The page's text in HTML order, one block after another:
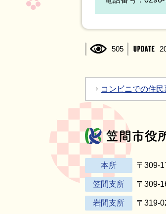
505
コンビニでの住
本所 〒309-
笠間支所 〒309-
岩間支所 〒319-